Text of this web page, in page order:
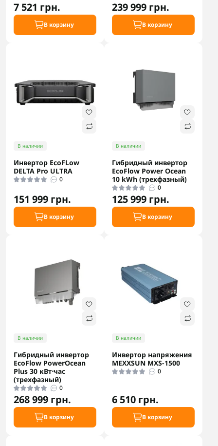
7 521 грн.
В корзину
239 999 грн.
В корзину
В наличии
Инвертор EcoFLow
DELTA Pro ULTRA
0
151 999 грн.
В корзину
В наличии
Гибридный инвертор
EcoFlow Power Ocean
10 kWh (трехфазный)
0
125 999 грн.
В корзину
В наличии
Гибридный инвертор
EcoFlow PowerOcean
Plus 30 кВт⋅час
(трехфазный)
0
268 999 грн.
В корзину
В наличии
Инвертор напряжения
MEXXSUN MXS-1500
0
6 510 грн.
В корзину